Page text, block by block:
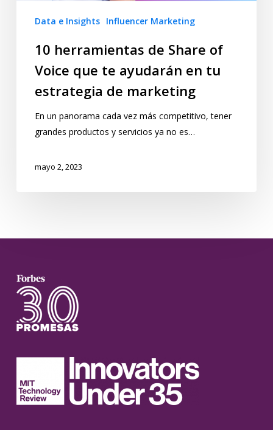
Data e Insights Influencer Marketing
10 herramientas de Share of
Voice que te ayudarán en tu
estrategia de marketing
En un panorama cada vez más competitivo, tener
grandes productos y servicios ya no es…
mayo 2, 2023